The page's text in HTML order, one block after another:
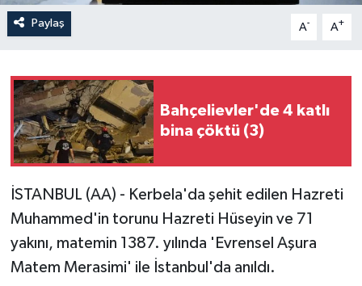
Paylaş A- A+
Bahçelievler'de 4 katlı
bina çöktü (3)
İSTANBUL (AA) - Kerbela'da şehit edilen Hazreti
Muhammed'in torunu Hazreti Hüseyin ve 71
yakını, matemin 1387. yılında 'Evrensel Aşura
Matem Merasimi' ile İstanbul'da anıldı.